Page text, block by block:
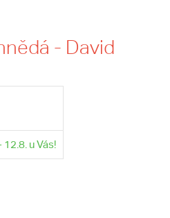
- David
u Vás!